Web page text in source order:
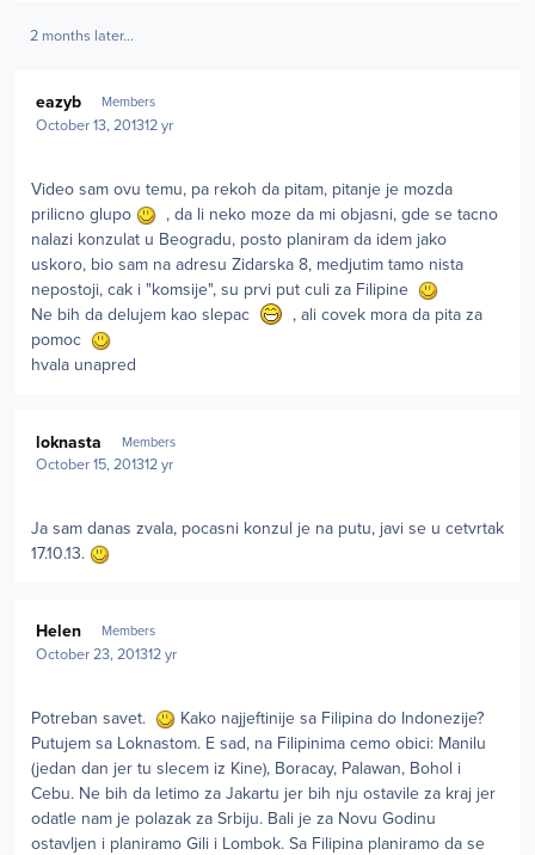
2 months later...
eazyb Members
October 13, 201312 yr
Video sam ovu temu, pa rekoh da pitam, pitanje je mozda
prilicno glupo
, da li neko moze da mi objasni, gde se tacno
nalazi konzulat u Beogradu, posto planiram da idem jako
uskoro, bio sam na adresu Zidarska 8, medjutim tamo nista
nepostoji, cak i "komsije", su prvi put culi za Filipine
Ne bih da delujem kao slepac
, ali covek mora da pita za
pomoc
hvala unapred
loknasta Members
October 15, 201312 yr
Ja sam danas zvala, pocasni konzul je na putu, javi se u cetvrtak
17.10.13.
Helen Members
October 23, 201312 yr
Potreban savet.
Kako najjeftinije sa Filipina do Indonezije?
Putujem sa Loknastom. E sad, na Filipinima cemo obici: Manilu
(jedan dan jer tu slecem iz Kine), Boracay, Palawan, Bohol i
Cebu. Ne bih da letimo za Jakartu jer bih nju ostavile za kraj jer
odatle nam je polazak za Srbiju. Bali je za Novu Godinu
ostavljen i planiramo Gili i Lombok. Sa Filipina planiramo da se